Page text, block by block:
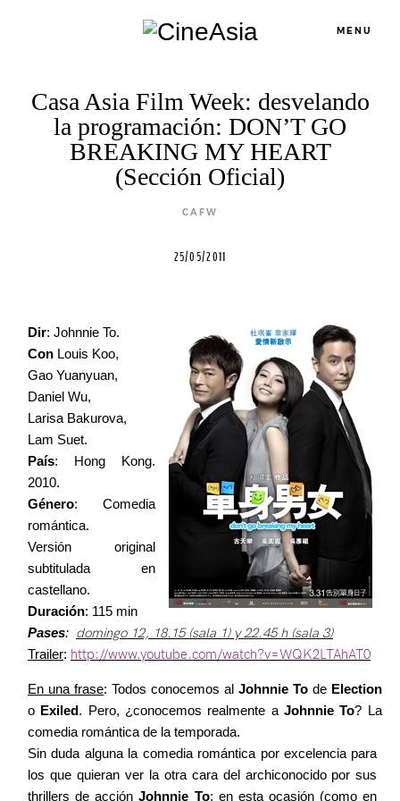
MENU
Casa Asia Film Week: desvelando
la programación: DON’T GO
BREAKING MY HEART
(Sección Oficial)
CAFW
25/05/2011
Dir: Johnnie To.
Con Louis Koo,
Gao Yuanyuan,
Daniel Wu,
Larisa Bakurova,
Lam Suet.
País: Hong Kong.
2010.
Género: Comedia
romántica.
Versión original
subtitulada en
castellano.
Duración: 115 min
Pases: domingo 12, 18.15 (sala 1) y 22.45 h (sala 3)
Trailer: http://www.youtube.com/watch?v=WQK2LTAhAT0
En una frase: Todos conocemos al Johnnie Tode Election
o Exiled. Pero, ¿conocemos realmente aJohnnie To? La
comedia romántica de la temporada.
Sin duda alguna la comedia romántica por excelencia para
los que quieran ver la otra cara del archiconocido por sus
thrillers de acciónJohnnie To: en esta ocasión (como en
Servicios
Agenda
Contacto
©2026 COPYRIGHT FLOTHEMES